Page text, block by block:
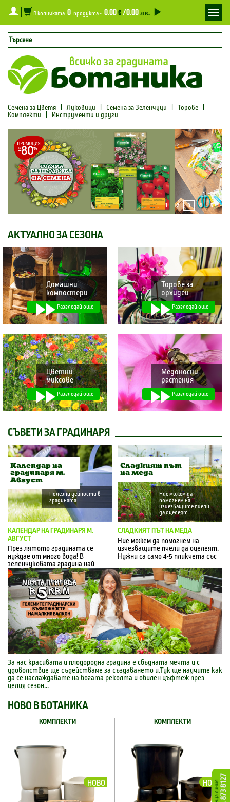
В количката 0 продукта - 0.00€/0.00лв.
Семена за Цветя |Луковици Семена за Зеленчуци Торове
Комплекти
Инструменти и други
1 2 3 4 5
АКТУАЛНО ЗА СЕЗОНА
Домашни
компостери
Разгледай още
Торове за
орхидеи
Разгледай още
Цветни
миксове
Разгледай още
Медоносни
растения
Разгледай още
СЪВЕТИ ЗА ГРАДИНАРЯ
Календар на
градинаря м.
Август
Полезни дейности в
градината
КАЛЕНДАР НА ГРАДИНАРЯ М.
АВГУСТ
През лятото градината се
нуждае от много вода! В
зеленчуковата градина най-
много грижи създава зреещата
реколта. Все по-често трябва
да...
Сладкият път
на меда
Ние можем да
помогнем на
изчезващите пчели
да оцелеят
СЛАДКИЯТ ПЪТ НА МЕДА
Ние можем да помогнем на
изчезващите пчели да оцелеят.
Нужни са само 4-5 пликчета със
цветна трева и градината на
пчеларя се преобразява само за 3
месеца. Така пчелите събират
цветен прашец по-бързо и по-
лесно от всякога.
За нас красивата и плодородна градина е сбъдната мечта и с
удоволствие ще съдействаме за създаването и.Тук ще научите как
да се наслаждавате на богата реколта и обилен цъфтеж през
целия сезон...
НОВО В БОТАНИКА
НОВО
КОМПЛЕКТИ
НОВО
КОМПЛЕКТИ